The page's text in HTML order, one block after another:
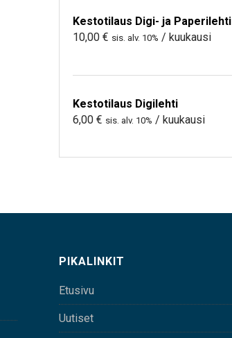
Kestotilaus Digi- ja Paperilehti
10,00 € sis. alv. 10% / kuukausi
Kestotilaus Digilehti
6,00 € sis. alv. 10% / kuukausi
PIKALINKIT
Etusivu
Uutiset